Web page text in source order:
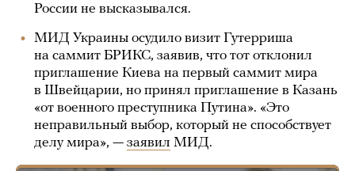
России не высказывался.
МИД Украины осудило визит Гутерриша
на саммит БРИКС, заявив, что тот отклонил
приглашение Киева на первый саммит мира
в Швейцарии, но принял приглашение в Казань
«от военного преступника Путина». «Это
неправильный выбор, который не способствует
делу мира», — заявил МИД.